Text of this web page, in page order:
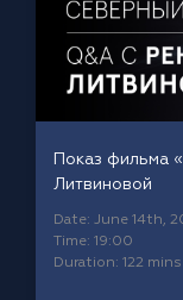
Показ фильма
Литвиновой
Date: June 14th,
Time: 19:00
Duration: 122 mins